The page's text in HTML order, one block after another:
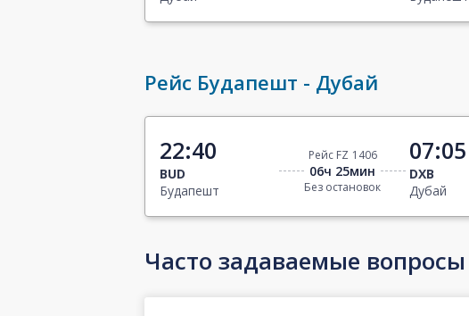
Рейс Будапешт - Дубай
22:40
BUD
Будапешт
Рейс FZ 1406
06ч 25мин
Без остановок
07:05
DXB
Дубай
Часто задаваемые вопросы